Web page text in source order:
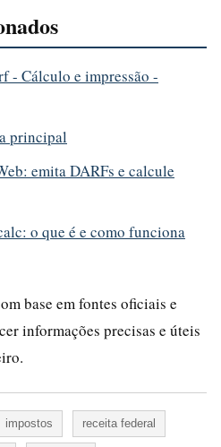
- Cálculo e impressão -
principal
emita DARFs e calcule
o que é e como funciona
base em fontes oficiais e
informações precisas e úteis
impostos receita federal